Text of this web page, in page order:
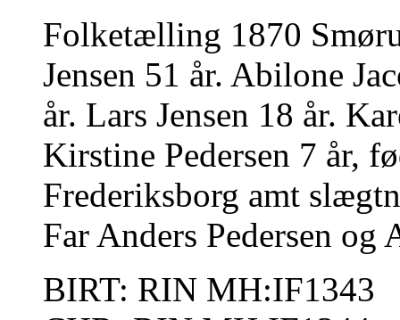
Folketælling 1870
Jensen 51 år. Abilone
år. Lars Jensen 18 år.
Kirstine Pedersen 7 år,
Frederiksborg amt
Far Anders Pedersen og
BIRT: RIN MH:IF1343